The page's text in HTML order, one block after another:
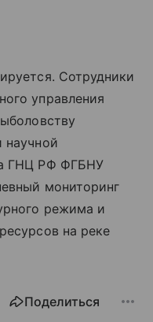
Сотрудники
управления
научной
ГНЦ РФ ФГБНУ
мониторинг
режима и
на реке
Поделиться